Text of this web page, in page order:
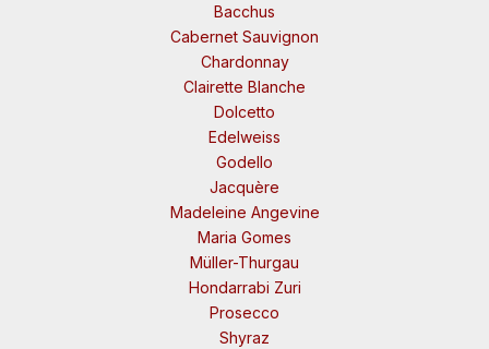
Bacchus
Cabernet Sauvignon
Chardonnay
Clairette Blanche
Dolcetto
Edelweiss
Godello
Jacquère
Madeleine Angevine
Maria Gomes
Müller-Thurgau
Hondarrabi Zuri
Prosecco
Shyraz